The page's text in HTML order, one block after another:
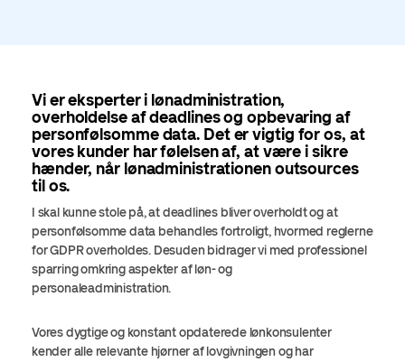
Vi er eksperter i lønadministration,
overholdelse af deadlines og opbevaring af
personfølsomme data. Det er vigtig for os, at
vores kunder har følelsen af, at være i sikre
hænder, når lønadministrationen outsources
til os.
I skal kunne stole på, at deadlines bliver overholdt og at
personfølsomme data behandles fortroligt, hvormed reglerne
for GDPR overholdes. Desuden bidrager vi med professionel
sparring omkring aspekter af løn- og
personaleadministration.
Vores dygtige og konstant opdaterede lønkonsulenter
kender alle relevante hjørner af lovgivningen og har